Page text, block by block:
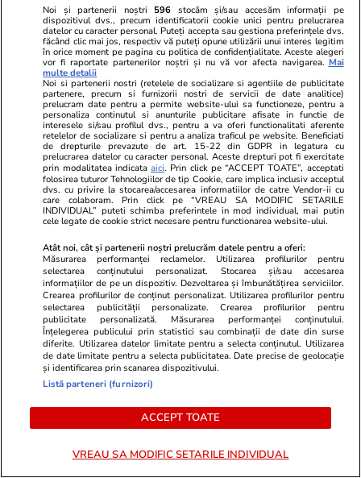
GSP.ro
Internetul a explodat! Cele mai
tari meme-uri după ce Spania a
învins-o pe Franța în semifinale »
„Dictatorul” Mbappe a devenit
bebelușul lui Yamal
GSP.ro
Cauza
a dezvăluit
PARTENERI
Noi și partenerii noștri 596 stocăm și/sau accesăm informații pe
dispozitivul dvs., precum identificatorii cookie unici pentru prelucrarea
datelor cu caracter personal. Puteți accepta sau gestiona preferințele dvs.
făcând clic mai jos, respectiv vă puteți opune utilizării unui interes legitim
în orice moment pe pagina cu politica de confidențialitate. Aceste alegeri
vor fi raportate partenerilor noștri și nu vă vor afecta navigarea. Mai
multe detalii
Noi si partenerii nostri (retelele de socializare si agentiile de publicitate
partenere, precum si furnizorii nostri de servicii de date analitice)
prelucram date pentru a permite website-ului sa functioneze, pentru a
personaliza continutul si anunturile publicitare afisate in functie de
interesele si/sau profilul dvs., pentru a va oferi functionalitati aferente
retelelor de socializare si pentru a analiza traficul pe website. Beneficiati
de drepturile prevazute de art. 15-22 din GDPR in legatura cu
prelucrarea datelor cu caracter personal. Aceste drepturi pot fi exercitate
prin modalitatea indicataaici. Prin click pe “ACCEPT TOATE”, acceptati
folosirea tuturor Tehnologiilor de tip Cookie, care implica inclusiv acceptul
dvs. cu privire la stocarea/accesarea informatiilor de catre Vendor-ii cu
care colaboram. Prin click pe “VREAU SA MODIFIC SETARILE
INDIVIDUAL” puteti schimba preferintele in mod individual, mai putin
cele legate de cookie strict necesare pentru functionarea website-ului.
Atât noi, cât și partenerii noștri prelucrăm datele pentru a oferi:
Măsurarea performanței reclamelor. Utilizarea profilurilor pentru
selectarea conținutului personalizat. Stocarea și/sau accesarea
informațiilor de pe un dispozitiv. Dezvoltarea și îmbunătățirea serviciilor.
Crearea profilurilor de conținut personalizat. Utilizarea profilurilor pentru
selectarea publicității personalizate. Crearea profilurilor pentru
publicitate personalizată. Măsurarea performanței conținutului.
Înțelegerea publicului prin statistici sau combinații de date din surse
diferite. Utilizarea datelor limitate pentru a selecta conținutul. Utilizarea
de date limitate pentru a selecta publicitatea. Date precise de geolocație
și identificarea prin scanarea dispozitivului.
Listă parteneri (furnizori)
ACCEPT TOATE
VREAU SA MODIFIC SETARILE INDIVIDUAL